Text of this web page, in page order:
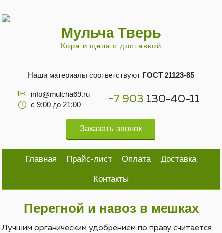
Мульча Тверь
Кора и щепа с доставкой
Наши материалы соответствуют ГОСТ 21123-85
info@mulcha69.ru
с 9:00 до 21:00
+7 903 130-40-11
Заказать звонок
Главная Прайс-лист Оплата Доставка
Контакты
Перегной и навоз в мешках
Лучшим органическим удобрением по праву считается